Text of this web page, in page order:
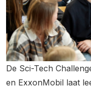
De Sci-Tech
en ExxonMobil laat